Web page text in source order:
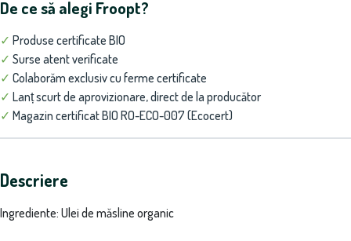
De ce să alegi Froopt?
✓ Produse certificate BIO
✓ Surse atent verificate
✓ Colaborăm exclusiv cu ferme certificate
✓ Lanț scurt de aprovizionare, direct de la producător
✓ Magazin certificat BIO RO-ECO-007 (Ecocert)
Descriere
Ingrediente: Ulei de măsline organic